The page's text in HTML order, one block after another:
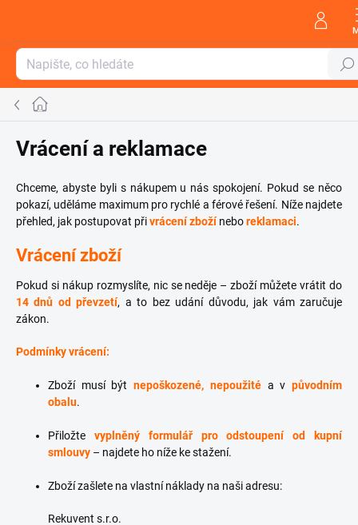
Domů
Vrácení a reklamace
Chceme, abyste byli s nákupem u nás spokojení. Pokud se něco
pokazí, uděláme maximum pro rychlé a férové řešení. Níže najdete
přehled, jak postupovat přivrácení zbožíneboreklamaci.
Vrácení zboží
Pokud si nákup rozmyslíte, nic se neděje – zboží můžete vrátit do
14 dnů od převzetí, a to bez udání důvodu, jak vám zaručuje
zákon.
Podmínky vrácení:
Zboží musí býtnepoškozené, nepoužitéa vpůvodním
obalu.
Přiložte vyplněný formulář pro odstoupení od kupní
smlouvy – najdete ho níže ke stažení.
Zboží zašlete na vlastní náklady na naši adresu:
Rekuvent s.r.o.